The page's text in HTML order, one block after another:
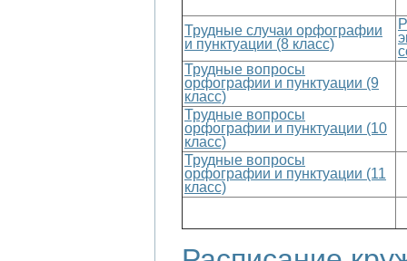
Трудные случаи орфографии
и пунктуации (8 класс)
Трудные вопросы
орфографии и пунктуации (9
класс)
Трудные вопросы
орфографии и пунктуации (10
класс)
Трудные вопросы
орфографии и пунктуации (11
класс)